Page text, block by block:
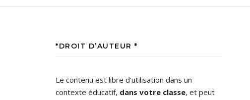
*DROIT D’AUTEUR *
Le contenu est libre d’utilisation dans un
contexte éducatif, dans votre classe, et peut